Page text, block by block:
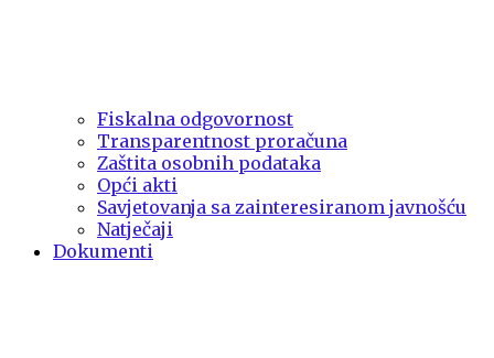
Fiskalna odgovornost
Transparentnost proračuna
Zaštita osobnih podataka
Opći akti
Savjetovanja sa zainteresiranom javnošću
Natječaji
Dokumenti